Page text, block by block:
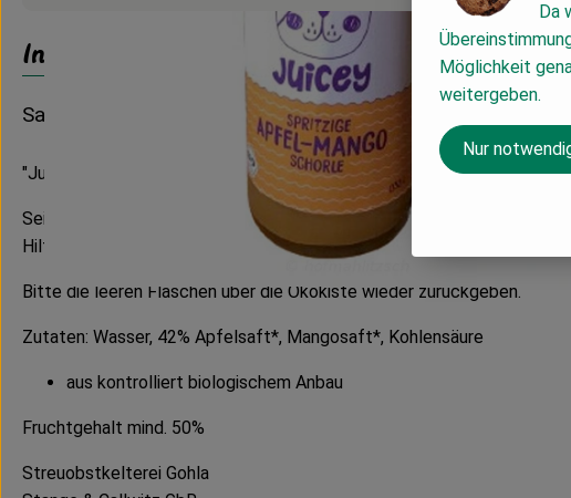
Info
Saftschorlen aus der Streuobstkelterei Gohla
"Juicey Apfel-Mango-Schorle"
Seit 2008 gibt es die kleine Streuobstkelterei Gohla, nicht weit
Hilfsmittel. Die Quitten in dieser Schorle kommen von ökologisch
Bitte die leeren Flaschen über die Ökokiste wieder zurückgeben.
Zutaten: Wasser, 42% Apfelsaft*, Mangosaft*, Kohlensäure
aus kontrolliert biologischem Anbau
Fruchtgehalt mind. 50%
Streuobstkelterei Gohla
Da
Möglichkeit
weitergeben.
Nur